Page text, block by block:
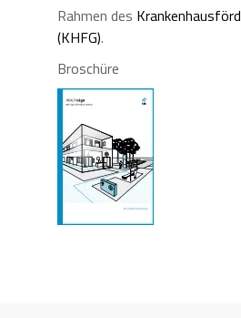
Rahmen des
(KHFG).
Broschüre